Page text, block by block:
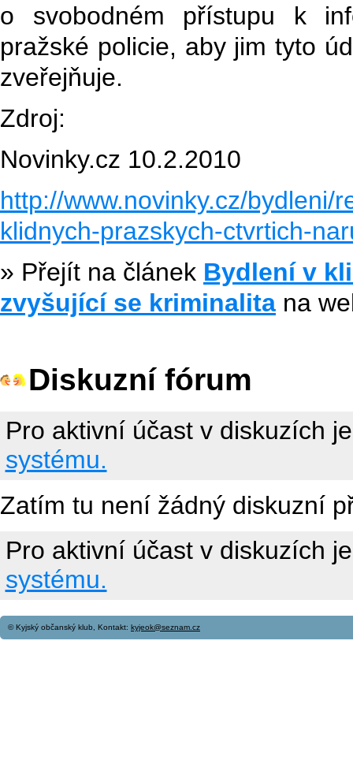
o svobodném přístupu k
pražské policie, aby jim tyto
zveřejňuje.
Zdroj:
Novinky.cz 10.2.2010
http://www.novinky.cz/bydleni/
klidnych-prazskych-ctvrtich-
» Přejít na článek Bydlení v
zvyšující se kriminalita na
Diskuzní fórum
Pro aktivní účast v diskuzích
systému.
Zatím tu není žádný diskuzní
Pro aktivní účast v diskuzích
systému.
© Kyjský občanský klub, Kontakt: kyjeok@seznam.cz